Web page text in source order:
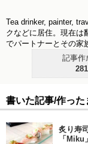
Tea drinker, painter,
クなどに居住。現在は
でパートナーとその家
記事作
281
書いた記事/作った
炙り寿
「Miku」